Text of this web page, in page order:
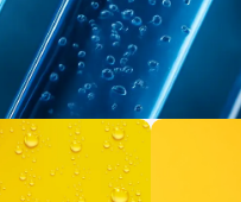
transforma